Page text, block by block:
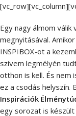
Egy nagy álmom válik
megnyitásával.
INSPIBOX-ot a
szívem legmélyén
otthon is kell. És
ez a csodás helyszín.
Inspirációk
egy sorozat is